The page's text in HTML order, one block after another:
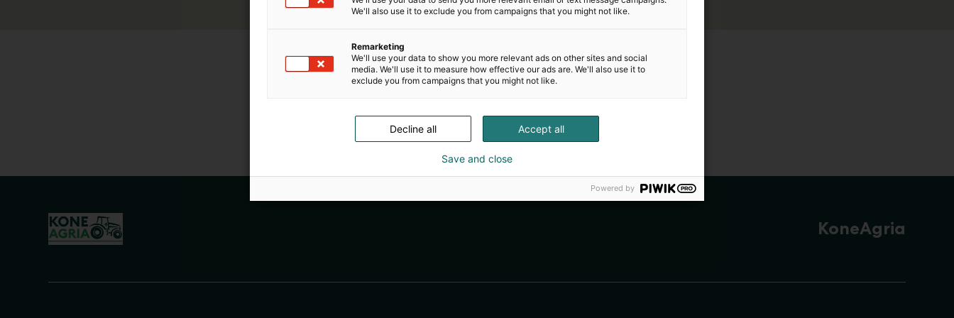
KoneAgria
We'll also use it to exclude you from campaigns that you might not like.
Remarketing
We'll use your data to show you more relevant ads on other sites and social
media. We'll use it to measure how effective our ads are. We'll also use it to
exclude you from campaigns that you might not like.
Accept all
Decline all
Save and close
Powered by